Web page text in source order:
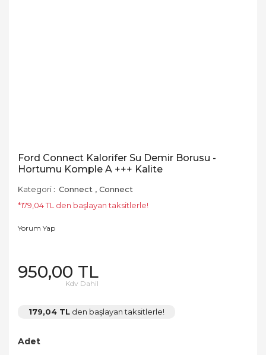
Ford Connect Kalorifer Su Demir Borusu -
Hortumu Komple A +++ Kalite
Kategori Connect , Connect
*179,04 TL den başlayan taksitlerle!
Yorum Yap
950,00 TL
Kdv Dahil
179,04 TL den başlayan taksitlerle!
Adet